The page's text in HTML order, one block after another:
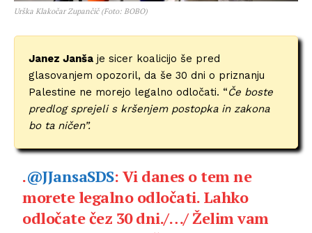
Urška Klakočar Zupančič (Foto: BOBO)
Janez Janša je sicer koalicijo še pred
glasovanjem opozoril, da še 30 dni o priznanju
Palestine ne morejo legalno odločati. “Če boste
predlog sprejeli s kršenjem postopka in zakona
bo ta ničen”.
.@JJansaSDS: Vi danes o tem ne
morete legalno odločati. Lahko
odločate čez 30 dni./…/ Želim vam